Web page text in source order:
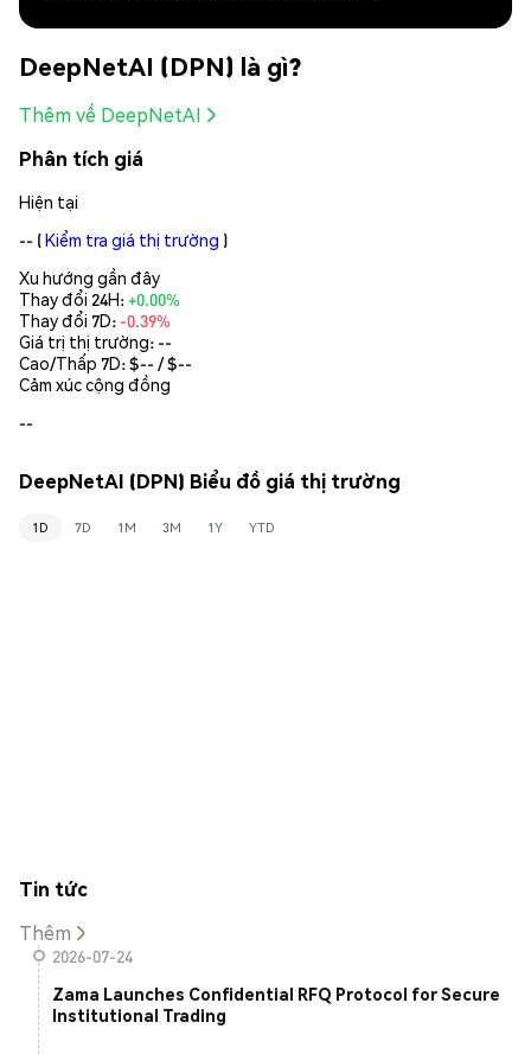
DeepNetAI (DPN) là gì?
Thêm về DeepNetAI
Phân tích giá
Hiện tại
-- (Kiểm tra giá thị trường )
Xu hướng gần đây
Thay đổi 24H:+0.00%
Thay đổi 7D: -0.39%
Giá trị thị trường: --
Cao/Thấp 7D: $-- / $--
Cảm xúc cộng đồng
--
DeepNetAI (DPN) Biểu đồ giá thị trường
1D 7D 1M 3M 1Y YTD
Tin tức
Thêm
2026-07-24
Zama Launches Confidential RFQ Protocol for Secure
Institutional Trading